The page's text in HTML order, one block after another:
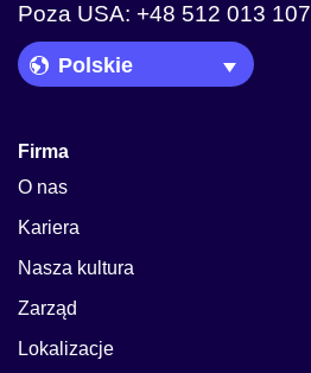
Poza USA: +48 512 013 107
Language Picker
Firma
O nas
Kariera
Nasza kultura
Zarząd
Lokalizacje